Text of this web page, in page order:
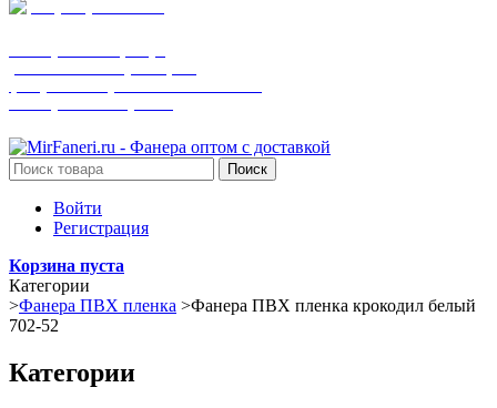
Поиск
Войти
Регистрация
Корзина пуста
Категории
>Фанера ПВХ пленка >Фанера ПВХ пленка крокодил белый
702-52
Категории